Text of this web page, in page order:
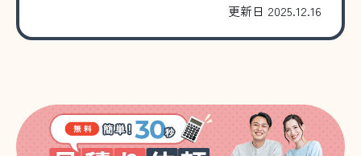
更新日 2025.12.16